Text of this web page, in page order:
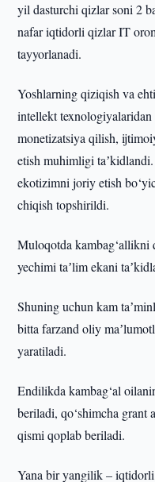
yil dasturchi qizlar soni 2
nafar iqtidorli qizlar IT
tayyorlanadi.
Yoshlarning qiziqish va
intellekt
monetizatsiya qilish,
etish muhimligi
ekotizimni joriy etish
chiqish topshirildi.
Muloqotda kambag‘allikni
yechimi taʼlim ekani
Shuning uchun kam
bitta farzand oliy
yaratiladi.
Endilikda kambag‘al
beriladi, qo‘shimcha
qismi qoplab beriladi.
Yana bir yangilik –